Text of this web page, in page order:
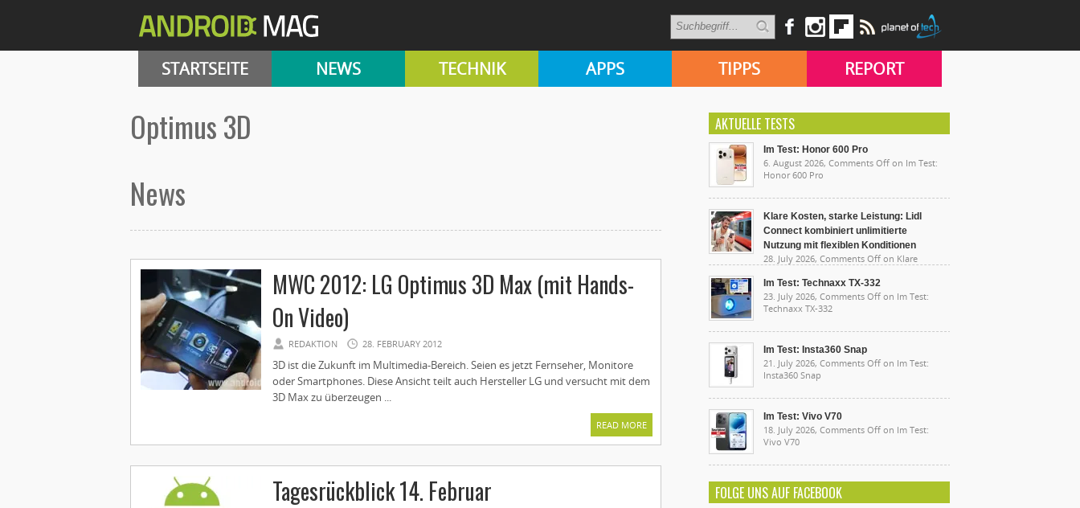
STARTSEITE NEWS TECHNIK APPS TIPPS REPORT
optimus 3D
News
MWC 2012: LG Optimus 3D Max (mit Hands-
On Video)
REDAKTION 28. FEBRUARY 2012
3D ist die Zukunft im Multimedia-Bereich. Seien es jetzt Fernseher, Monitore
oder Smartphones. Diese Ansicht teilt auch Hersteller LG und versucht mit dem
3D Max zu überzeugen ...
READ MORE
Tagesrückblick 14. Februar
AKTUELLE TESTS
Im Test: Honor 600 Pro
6. August 2026, Comments Off on Im Test:
Honor 600 Pro
Klare Kosten, starke Leistung: Lidl
Connect kombiniert unlimitierte
Nutzung mit flexiblen Konditionen
28. July 2026, Comments Off on Klare
unlimitierte Nutzung mit flexiblen Konditionen
Im Test: Technaxx TX-332
23. July 2026, Comments Off on Im Test:
Technaxx TX-332
Im Test: Insta360 Snap
21. July 2026, Comments Off on Im Test:
Insta360 Snap
Im Test: Vivo V70
18. July 2026, Comments Off on Im Test:
Vivo V70
FOLGE UNS AUF FACEBOOK